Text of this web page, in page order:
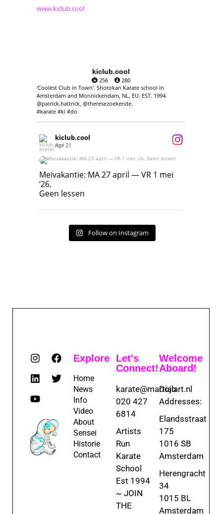
www.kiclub.cool
kiclub.cool
256
280
'Coolest Club in Town'. Shotokan Karate school in
Amsterdam and Monnickendam, NL, EU. EST. 1994.
@patrick.hattrick, @theresezoekende.
#karate #ki #do
kiclub.cool
Apr 21
Meivakantie: MA 27 april — VR 1 mei ‘26.
Geen lessen
Meivakantie: MA 27 april — VR 1 mei
‘26.
Geen lessen
Follow on Instagram
Explore
Home
News
Info
Video
About
Sensei
Historie
Contact
Let's
Connect!
karate@martialart.nl
020 427
6814
Artists
Run
Karate
School
Est 1994
~ JOIN
THE
Welcome
Aboard!
Dojo
Addresses:
Elandsstraat
175
1016 SB
Amsterdam
Herengracht
34
1015 BL
Amsterdam